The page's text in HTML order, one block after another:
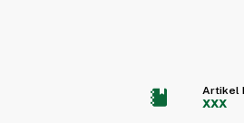
Artikel
xxx